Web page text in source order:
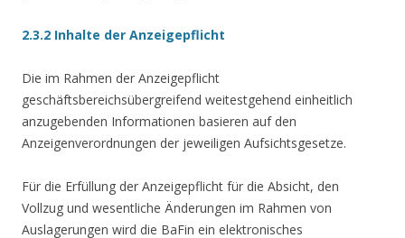
2.3.2 Inhalte der Anzeigepflicht
Die im Rahmen der Anzeigepflicht
geschäftsbereichsübergreifend weitestgehend einheitlich
anzugebenden Informationen basieren auf den
Anzeigenverordnungen der jeweiligen Aufsichtsgesetze.
Für die Erfüllung der Anzeigepflicht für die Absicht, den
Vollzug und wesentliche Änderungen im Rahmen von
Auslagerungen wird die BaFin ein elektronisches